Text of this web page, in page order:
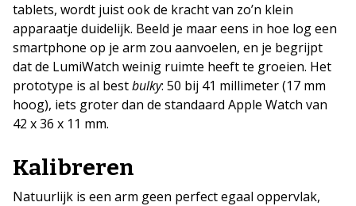
tablets, wordt juist ook de kracht van zo’n klein
apparaatje duidelijk. Beeld je maar eens in hoe log een
smartphone op je arm zou aanvoelen, en je begrijpt
dat de LumiWatch weinig ruimte heeft te groeien. Het
prototype is al bestbulky: 50 bij 41 millimeter (17 mm
hoog), iets groter dan de standaard Apple Watch van
42 x 36 x 11 mm.
Kalibreren
Natuurlijk is een arm geen perfect egaal oppervlak,